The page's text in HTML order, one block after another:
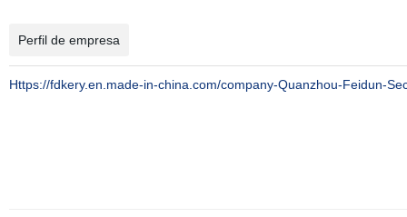
Perfil de empresa
Https://fdkery.en.made-in-china.com/company-Quanzhou-Feidun-